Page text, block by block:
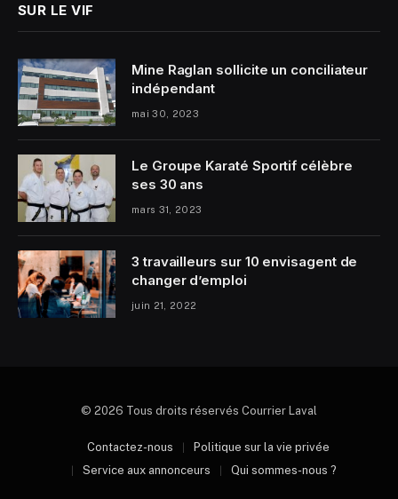
SUR LE VIF
Mine Raglan sollicite un conciliateur
indépendant
mai 30, 2023
Le Groupe Karaté Sportif célèbre
ses 30 ans
mars 31, 2023
3 travailleurs sur 10 envisagent de
changer d’emploi
juin 21, 2022
© 2026 Tous droits réservés Courrier Laval
Contactez-nous
Politique sur la vie privée
Service aux annonceurs
Qui sommes-nous ?